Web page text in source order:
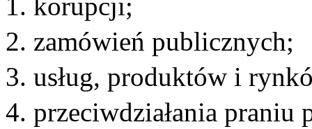
zamówień publicznych;
usług, produktów i
przeciwdziałania praniu